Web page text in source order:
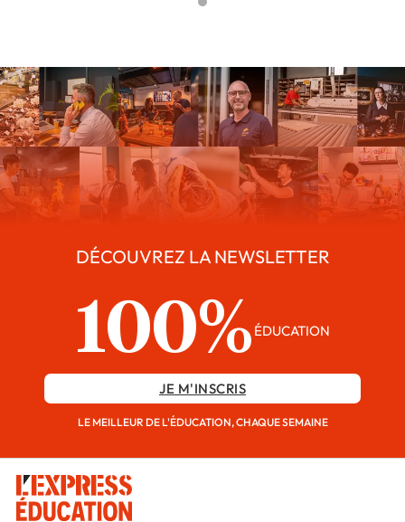
DÉCOUVREZ LA NEWSLETTER
100% ÉDUCATION
JE M'INSCRIS
LE MEILLEUR DE L'ÉDUCATION, CHAQUE SEMAINE